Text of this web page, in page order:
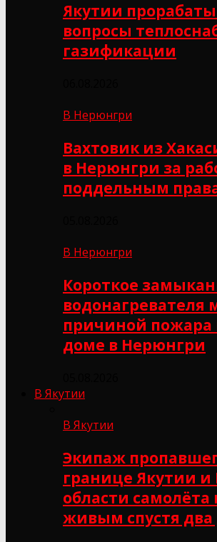
Якутии
вопросы
газификации
В Нерюнгри
Вахтовик из
в Нерюнгри за
поддельным
В Нерюнгри
Короткое
водонагревателя
причиной
доме в Нерюнгри
В Якутии
В Якутии
Экипаж
границе Якутии и
области самолёта
живым спустя два